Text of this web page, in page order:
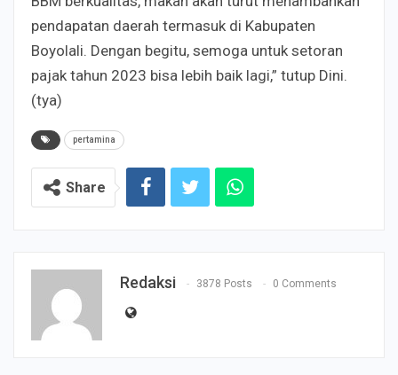
pendapatan daerah termasuk di Kabupaten
Boyolali. Dengan begitu, semoga untuk setoran
pajak tahun 2023 bisa lebih baik lagi,” tutup Dini.
(tya)
pertamina
Share
Redaksi 3878 Posts 0 Comments